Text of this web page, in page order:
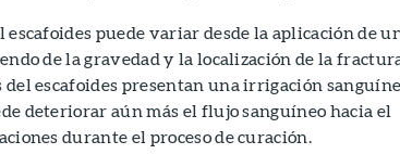
puede variar desde la aplicación de
de la gravedad y la localización de la
del escafoides presentan una irrigación
deteriorar aún más el flujo sanguíneo hacia el
durante el proceso de curación.